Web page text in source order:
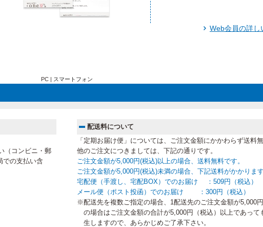
Web会員の詳し
PC | スマートフォン
（コンビニ・郵
での支払い含
配送料について
「定期お届け便」については、ご注文金額にかかわらず送料
他のご注文につきましては、下記の通りです。
ご注文金額が5,000円(税込)以上の場合、送料無料です。
ご注文金額が5,000円(税込)未満の場合、下記送料がかかります
宅配便（手渡し、宅配BOX）でのお届け ：509円（税込）
メール便（ポスト投函）でのお届け ：300円（税込）
※配送先を複数ご指定の場合、1配送先のご注文金額が5,000
の場合はご注文金額の合計が5,000円（税込）以上であって
生しますので、あらかじめご了承下さい。